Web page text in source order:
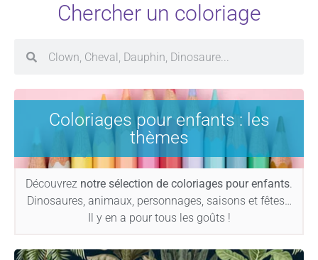
Chercher un coloriage
Coloriages pour enfants : les
thèmes
Découvrez notre sélection de coloriages pour enfants.
Dinosaures, animaux, personnages, saisons et fêtes…
Il y en a pour tous les goûts !